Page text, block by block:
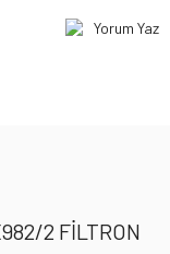
Yorum Yaz
2 FİLTRON